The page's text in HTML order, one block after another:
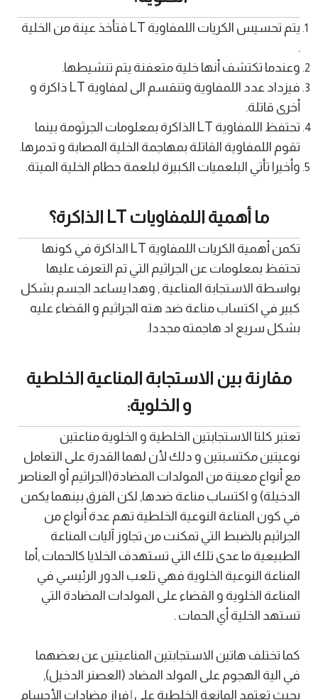
يتم تحسيس الكريات اللمفاوية LT فتأخذ عينة من الخلية
.
وعندما تكتشف أنها خلية متعفنة يتم تنشيطها.
فيزداد عدد اللمفاوية وتنقسم الى لمفاوية LT ذاكرة و
أخرى قاتلة.
تحتفظ اللمفاوية LT الذاكرة بمعلومات الجرثومة بينما
تقوم اللمفاوية القاتلة بمهاجمة الخلية المصابة و تدمرها.
وأخيرا تأتي البلعميات الكبيرة لبلعمة حطام الخلية الميتة.
ما أهمية اللمفاويات LT الذاكرة؟
تكمن أهمية الكريات اللمفاوية LT الذاكرة في كونها
تحتفظ بمعلومات عن الجراثيم التي تم التعرف عليها
بواسطة الاستجابة المناعية , وهدا يساعد الجسم بشكل
كبير في اكتساب مناعة ضد هته الجراثيم و القضاء عليه
بشكل سريع اد هاجمته مجددا.
مقارنة بين الاستجابة المناعية الخلطية
و الخلوية:
تعتبر كلتا الاستجابتين الخلطية و الخلوية مناعتين
نوعيتين مكتسبتين و دلك لأن لهما القدرة على التعامل
مع أنواع معينة من المولدات المضادة(الجراثيم أو العناصر
الدخيلة) و اكتساب مناعة ضدها, لكن الفرق بينهما يكمن
في كون المناعة النوعية الخلطية تهم عدة أنواع من
الجراثيم بالضبط التي تمكنت من تجاوز آليات المناعة
الطبيعية ما عدى تلك التي تستهدف الخلايا كالحمات ,أما
المناعة النوعية الخلوية فهي تلعب الدور الرئيسي في
المناعة الخلوية و القضاء على المولدات المضادة التي
تستهد الخلية أي الحمات .
كما تختلف هاتين الاستجابتين المناعيتين عن بعضهما
في الية الهجوم على المولد المضاد (العصنر الدخيل),
بحيث تعتمد المانعة الخلطية على إفراز مضادات الأجسام